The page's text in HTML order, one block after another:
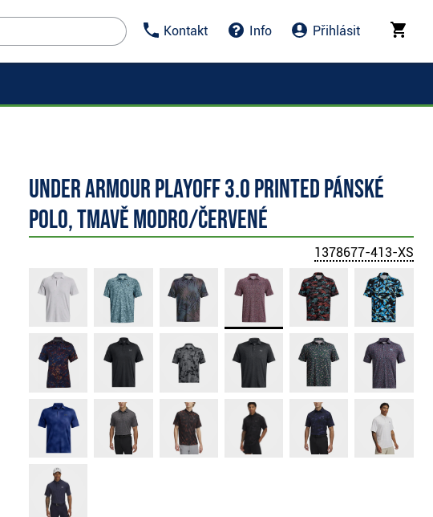
Kontakt Info Přihlásit
Under Armour Playoff 3.0 Printed pánské
polo, tmavě modro/červené
1378677-413-XS